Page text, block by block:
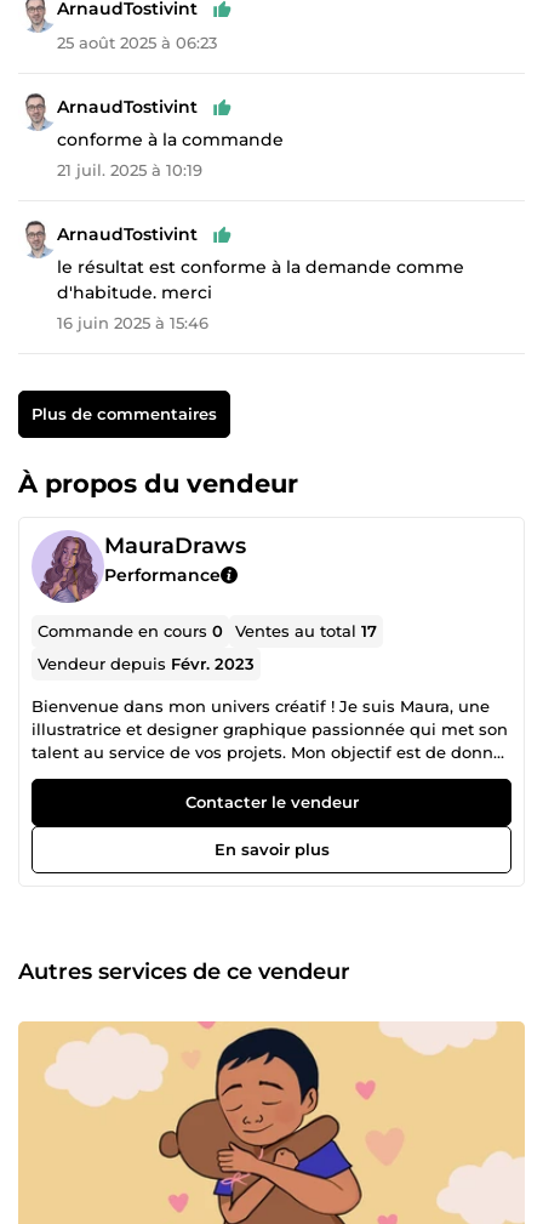
ArnaudTostivint
25 août 2025 à 06:23
ArnaudTostivint
conforme à la commande
21 juil. 2025 à 10:19
ArnaudTostivint
le résultat est conforme à la demande comme
d'habitude. merci
16 juin 2025 à 15:46
Plus de commentaires
À propos du vendeur
MauraDraws
Performance
Commande en cours0 Ventes au total17
Vendeur depuis Févr. 2023
Bienvenue dans mon univers créatif ! Je suis Maura, une
illustratrice et designer graphique passionnée qui met son
talent au service de vos projets. Mon objectif est de donner
vie à vos idées et de communiquer visuellement avec
votre audience de manière captivante. N'hésitez plus et
contactez-moi pour discuter de vos projets. Je suis
impatiente de donner vie à vos idées les plus créatives.
Contacter le vendeur
En savoir plus
Autres services de ce vendeur